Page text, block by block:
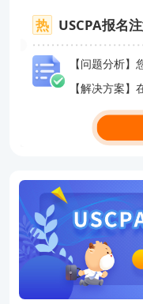
校”或“来源高顿”，并不得
等。违反上述声明者，本
资料转载自互联网，均尽
传递更多信息，并不意味
真实性负责。 如您认为
联系(邮箱
确认后会尽快予以处理。
USCPA报名